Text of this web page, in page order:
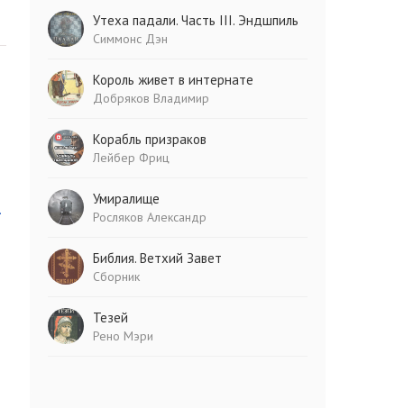
Утеха падали. Часть III. Эндшпиль
Симмонс Дэн
Король живет в интернате
Добряков Владимир
Корабль призраков
Лейбер Фриц
Умиралище
Росляков Александр
Библия. Ветхий Завет
Сборник
Тезей
Рено Мэри